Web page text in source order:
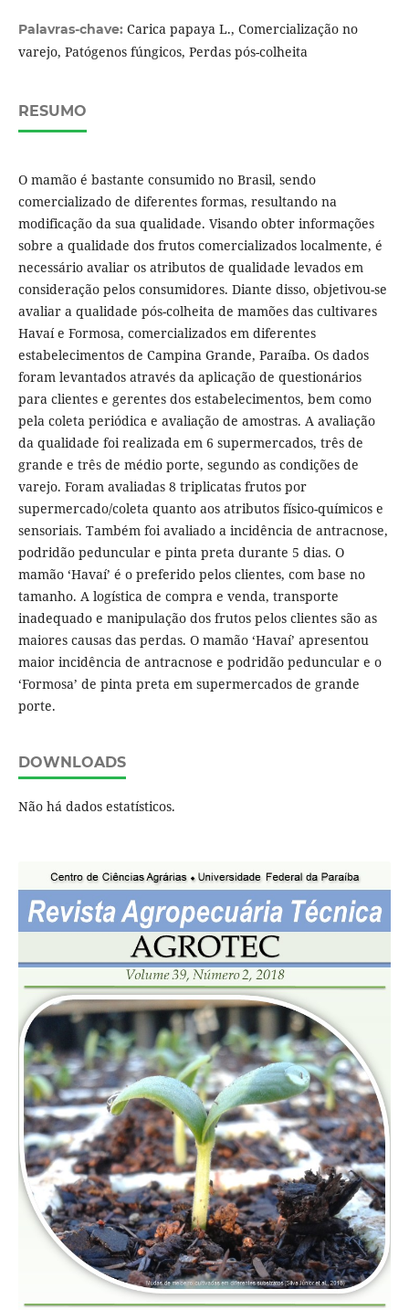
Palavras-chave: Carica papaya L., Comercialização no
varejo, Patógenos fúngicos, Perdas pós-colheita
RESUMO
O mamão é bastante consumido no Brasil, sendo
comercializado de diferentes formas, resultando na
modificação da sua qualidade. Visando obter informações
sobre a qualidade dos frutos comercializados localmente, é
necessário avaliar os atributos de qualidade levados em
consideração pelos consumidores. Diante disso, objetivou-se
avaliar a qualidade pós-colheita de mamões das cultivares
Havaí e Formosa, comercializados em diferentes
estabelecimentos de Campina Grande, Paraíba. Os dados
foram levantados através da aplicação de questionários
para clientes e gerentes dos estabelecimentos, bem como
pela coleta periódica e avaliação de amostras. A avaliação
da qualidade foi realizada em 6 supermercados, três de
grande e três de médio porte, segundo as condições de
varejo. Foram avaliadas 8 triplicatas frutos por
supermercado/coleta quanto aos atributos físico-químicos e
sensoriais. Também foi avaliado a incidência de antracnose,
podridão peduncular e pinta preta durante 5 dias. O
mamão ‘Havaí’ é o preferido pelos clientes, com base no
tamanho. A logística de compra e venda, transporte
inadequado e manipulação dos frutos pelos clientes são as
maiores causas das perdas. O mamão ‘Havaí’ apresentou
maior incidência de antracnose e podridão peduncular e o
‘Formosa’ de pinta preta em supermercados de grande
porte.
DOWNLOADS
Não há dados estatísticos.